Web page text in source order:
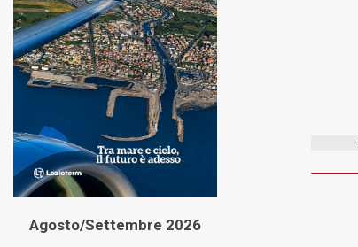
Agosto/Settembre 2026